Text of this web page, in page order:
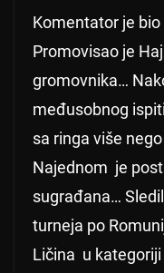
Komentator je
Promovisao je
gromovnika…
međusobnog
sa ringa više
Najednom je
sugrađana…
turneja po
Ličina u